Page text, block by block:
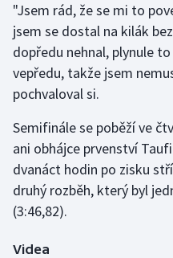
Házená
Jezdectví
Judo
Krasobruslení
Lezení
Lyže a snowboard
Moderní pětiboj
"Jsem rád, že se mi to
jsem se dostal na kilák
dopředu nehnal, plynule
vepředu, takže jsem
pochvaloval si.
Semifinále se poběží ve
ani obhájce prvenství
dvanáct hodin po zisku
druhý rozběh, který byl
(3:46,82).
Videa